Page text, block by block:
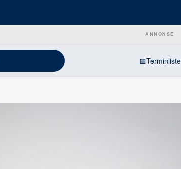
ANNONSE
📅Terminliste